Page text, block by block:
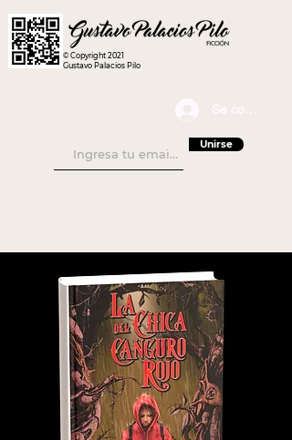
Se connecter
© Copyright 2021
Gustavo Palacios Pilo
Unirse